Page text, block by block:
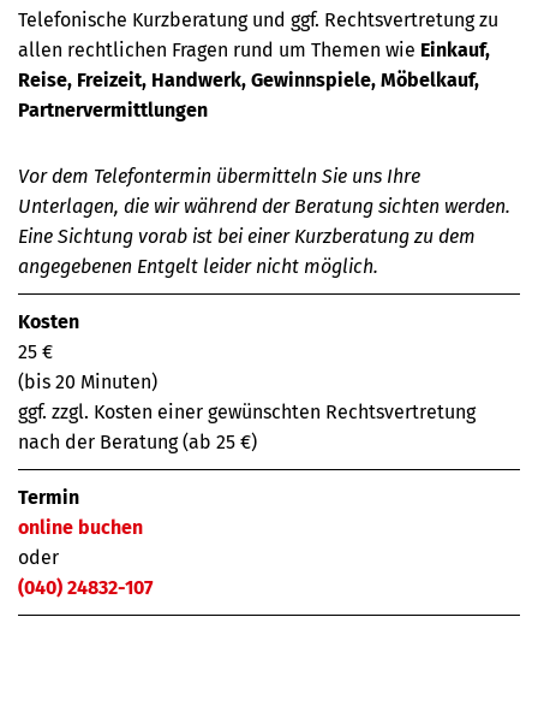
Telefonische Kurzberatung und ggf. Rechtsvertretung zu
allen rechtlichen Fragen rund um Themen wie Einkauf,
Reise, Freizeit, Handwerk, Gewinnspiele, Möbelkauf,
Partnervermittlungen
Vor dem Telefontermin übermitteln Sie uns Ihre
Unterlagen, die wir während der Beratung sichten werden.
Eine Sichtung vorab ist bei einer Kurzberatung zu dem
angegebenen Entgelt leider nicht möglich.
Kosten
25 €
(bis 20 Minuten)
ggf. zzgl. Kosten einer gewünschten Rechtsvertretung
nach der Beratung (ab 25 €)
Termin
online buchen
oder
(040) 24832-107